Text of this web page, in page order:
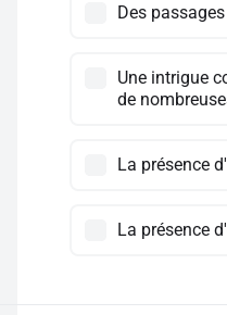
Des
Une intrigue
de
La présence
La présence